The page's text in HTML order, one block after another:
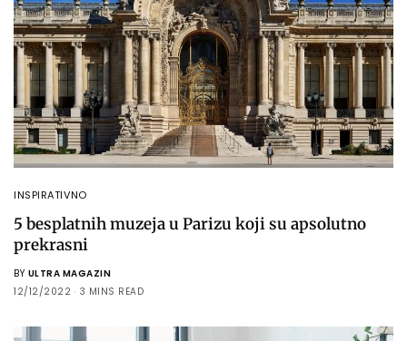
INSPIRATIVNO
5 besplatnih muzeja u Parizu koji su apsolutno
prekrasni
BY ULTRA MAGAZIN
12/12/2022
3 MINS READ